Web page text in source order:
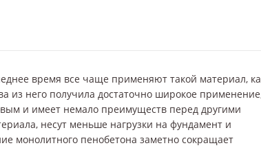
время все чаще применяют такой материал,
из него получила достаточно широкое
и имеет немало преимуществ перед другими
несут меньше нагрузки на фундамент и
монолитного пенобетона заметно сокращает